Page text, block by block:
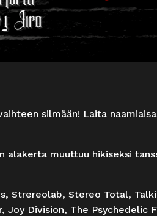
silmään! Laita
alakerta muuttuu hikiseksi
Strereolab, Stereo Total,
Division, The Psychedelic